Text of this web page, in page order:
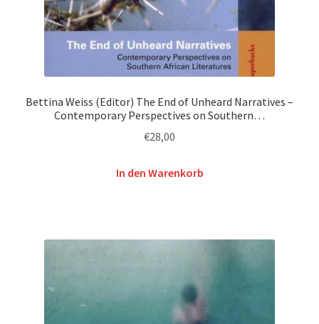
Bettina Weiss (Editor) The End of Unheard Narratives –
Contemporary Perspectives on Southern…
€28,00
In den Warenkorb